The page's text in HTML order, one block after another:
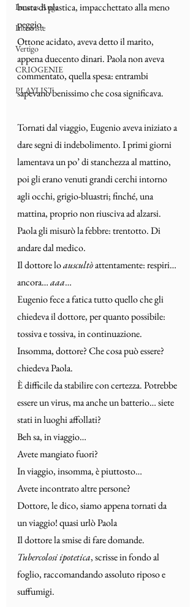
Inneres Auge
Interviste
Vertigo
CRIOGENIE
PLAYLIST
busta di plastica, impacchettato alla meno
peggio.
Ottone acidato, aveva detto il marito,
appena duecento dinari. Paola non aveva
commentato, quella spesa: entrambi
sapevano benissimo che cosa significava.
Tornati dal viaggio, Eugenio aveva iniziato a
dare segni di indebolimento. I primi giorni
lamentava un po’ di stanchezza al mattino,
poi gli erano venuti grandi cerchi intorno
agli occhi, grigio-bluastri; finché, una
mattina, proprio non riusciva ad alzarsi.
Paola gli misurò la febbre: trentotto. Di
andare dal medico.
Il dottore lo auscultò attentamente: respiri…
ancora… aaa…
Eugenio fece a fatica tutto quello che gli
chiedeva il dottore, per quanto possibile:
tossiva e tossiva, in continuazione.
Insomma, dottore? Che cosa può essere?
chiedeva Paola.
È difficile da stabilire con certezza. Potrebbe
essere un virus, ma anche un batterio… siete
stati in luoghi affollati?
Beh sa, in viaggio…
Avete mangiato fuori?
In viaggio, insomma, è piuttosto…
Avete incontrato altre persone?
Dottore, le dico, siamo appena tornati da
un viaggio! quasi urlò Paola
Il dottore la smise di fare domande.
Tubercolosi ipotetica, scrisse in fondo al
foglio, raccomandando assoluto riposo e
suffumigi.